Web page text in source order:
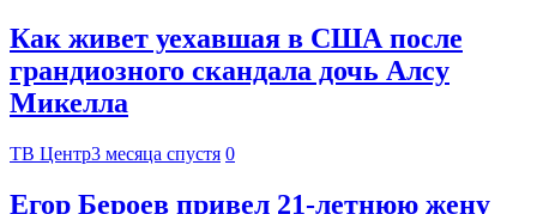
Как живет уехавшая в США после
грандиозного скандала дочь Алсу
Микелла
ТВ Центр3 месяца спустя 0
Егор Бероев привел 21-летнюю жену